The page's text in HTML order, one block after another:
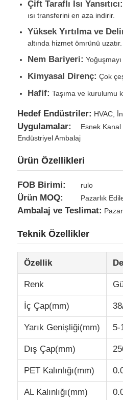
Ana Sayfa
Ürünler
Hakkımızda
Fabrika turu
Bize Ulaşın
Haberler
Durumlar
Çift Taraflı Isı Yansıtıcı:
ısı transferini en aza indirir.
Yüksek Yırtılma ve
altında hizmet ömrünü uzatır.
Nem Bariyeri:
Kimyasal Direnç: Çok
Hafif: Taşıma ve kurulumu
Hedef Endüstriler: HVAC,
Uygulamalar:
Esnek Kanal
Endüstriyel Ambalaj
Ürün Özellikleri
FOB Birimi: rulo
Ürün MOQ: Pazarlık
Ambalaj ve Teslimat:
Teknik Özellikler
Özellik
Renk
İç Çap(mm)
Yarık Genişliği(mm) 5-
Dış Çap(mm)
PET Kalınlığı(mm)
AL Kalınlığı(mm)